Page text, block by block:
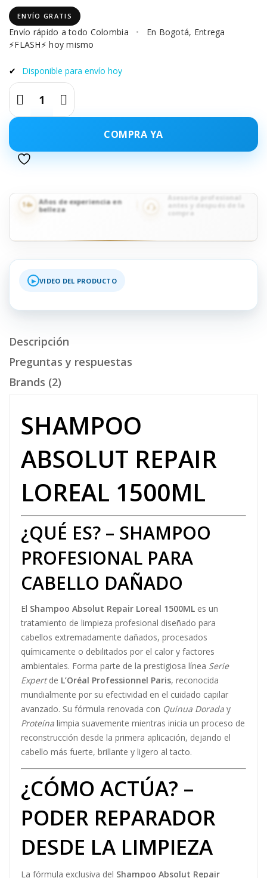
ENVÍO GRATIS
Envío rápido a todo Colombia •
En Bogotá, Entrega
⚡FLASH⚡ hoy mismo
✔ Disponible para envío hoy
COMPRA YA
14+
Años de experiencia en
belleza
Asesoría profesional
antes y después de la
compra
▶ VIDEO DEL PRODUCTO
Descripción
Preguntas y respuestas
Brands (2)
SHAMPOO
ABSOLUT REPAIR
LOREAL 1500ML
¿QUÉ ES? – SHAMPOO
PROFESIONAL PARA
CABELLO DAÑADO
El Shampoo Absolut Repair Loreal 1500ML es un
tratamiento de limpieza profesional diseñado para
cabellos extremadamente dañados, procesados
químicamente o debilitados por el calor y factores
ambientales. Forma parte de la prestigiosa línea Serie
Expertde L’Oréal Professionnel Paris, reconocida
mundialmente por su efectividad en el cuidado capilar
avanzado. Su fórmula renovada con Quinua Dorada y
Proteína limpia suavemente mientras inicia un proceso de
reconstrucción desde la primera aplicación, dejando el
cabello más fuerte, brillante y ligero al tacto.
¿CÓMO ACTÚA? –
PODER REPARADOR
DESDE LA LIMPIEZA
La fórmula exclusiva del Shampoo Absolut Repair